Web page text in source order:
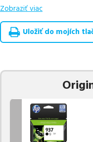
Z uvedeného množstva
náplnev počte4ks.
Celá táto certifikovaná
Vieme, že pri nákupe
pravidelne
dispozícii na odoslanie.
ponuke 4 ks tonerov,
Ak si pri výbere nie ste istí,
Zobraziť viac
Uložiť do mojích